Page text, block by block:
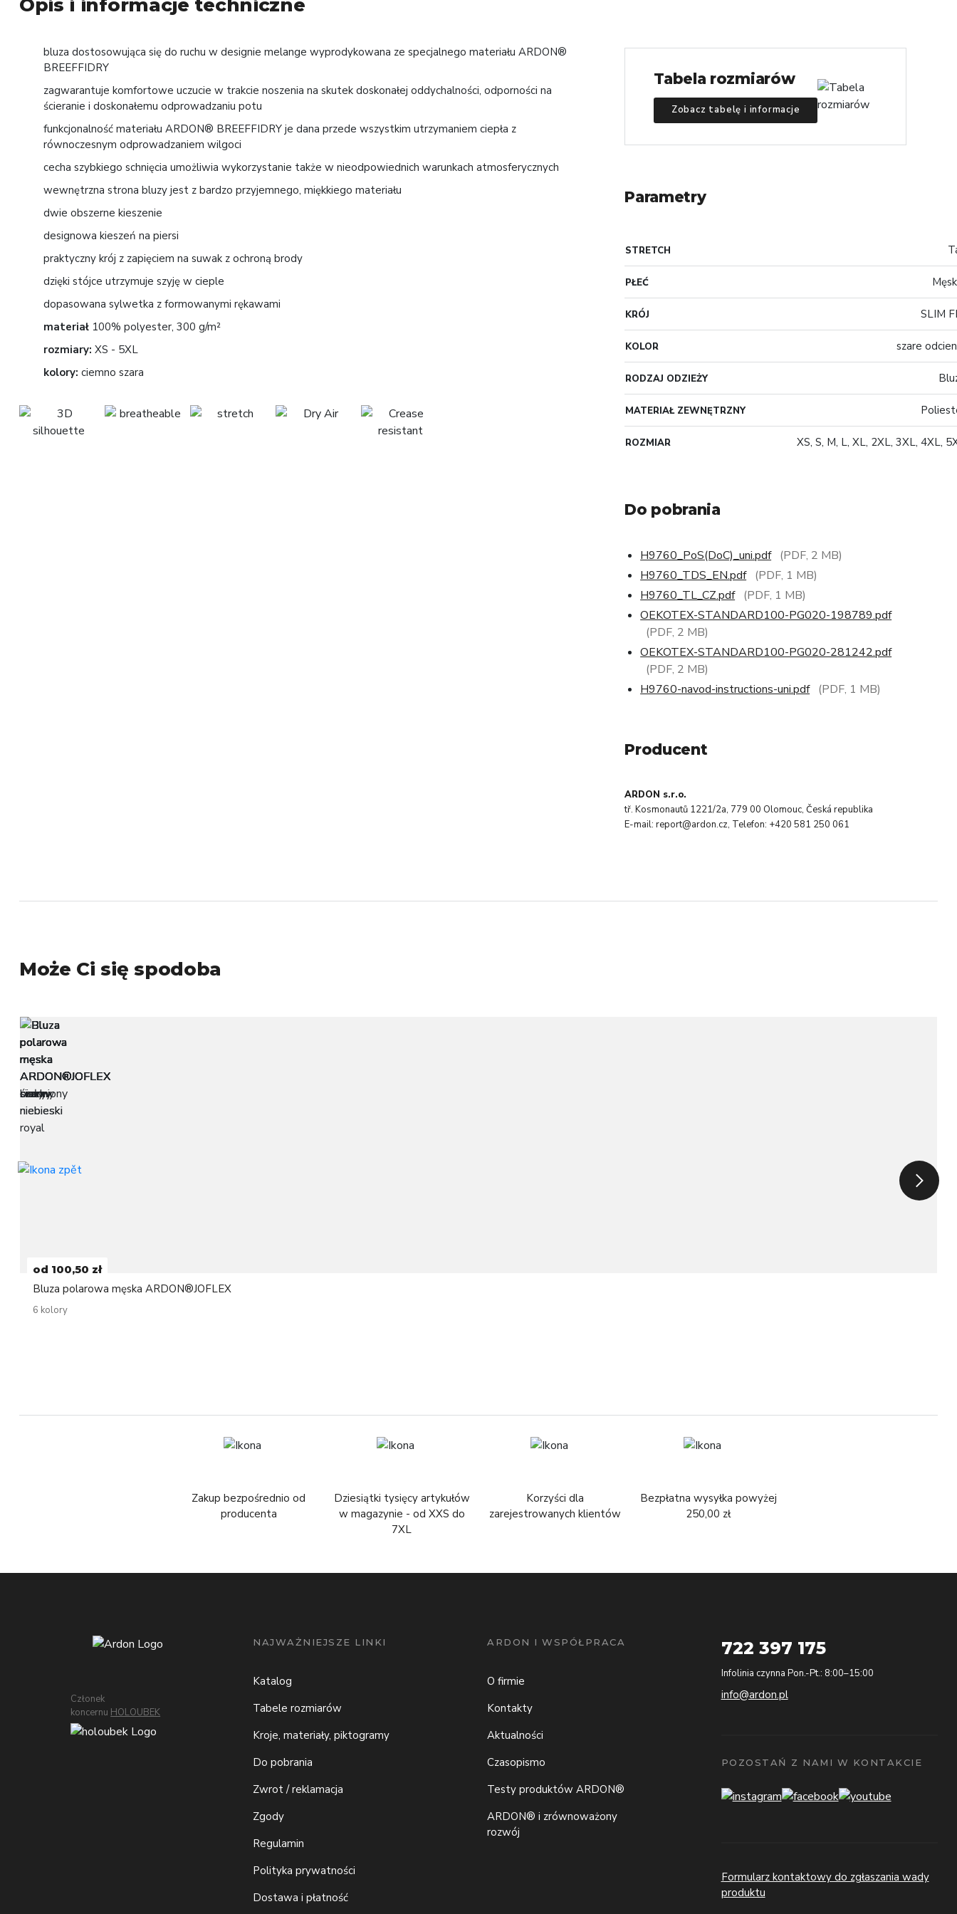
Opis i informacje techniczne
bluza dostosowująca się do ruchu w designie melange wyprodykowana ze specjalnego materiału ARDON®
BREEFFIDRY
zagwarantuje komfortowe uczucie w trakcie noszenia na skutek doskonałej oddychalności, odporności na
ścieranie i doskonałemu odprowadzaniu potu
funkcjonalność materiału ARDON® BREEFFIDRY je dana przede wszystkim utrzymaniem ciepła z
równoczesnym odprowadzaniem wilgoci
cecha szybkiego schnięcia umożliwia wykorzystanie także w nieodpowiednich warunkach atmosferycznych
wewnętrzna strona bluzy jest z bardzo przyjemnego, miękkiego materiału
dwie obszerne kieszenie
designowa kieszeń na piersi
praktyczny krój z zapięciem na suwak z ochroną brody
dzięki stójce utrzymuje szyję w cieple
dopasowana sylwetka z formowanymi rękawami
materiał100% polyester, 300 g/m²
rozmiary: XS - 5XL
kolory: ciemno szara
Tabela rozmiarów
Zobacz tabelę i informacje
Parametry
STRETCH
PŁEĆ
KRÓJ SLIM
KOLOR szare
RODZAJ ODZIEŻY
MATERIAŁ ZEWNĘTRZNY
ROZMIAR XS, S, M, L, XL, 2XL, 3XL, 4XL,
Do pobrania
H9760_PoS(DoC)_uni.pdf (PDF, 2 MB)
H9760_TDS_EN.pdf (PDF, 1 MB)
H9760_TL_CZ.pdf (PDF, 1 MB)
OEKOTEX-STANDARD100-PG020-198789.pdf
(PDF, 2 MB)
OEKOTEX-STANDARD100-PG020-281242.pdf
(PDF, 2 MB)
H9760-navod-instructions-uni.pdf (PDF, 1 MB)
Producent
ARDON s.r.o.
tř. Kosmonautů 1221/2a, 779 00 Olomouc, Česká republika
E-mail: report@ardon.cz, Telefon: +420 581 250 061
Może Ci się spodoba
od 100,50 zł
Bluza polarowa męska ARDON®JOFLEX
6 kolory
Zakup bezpośrednio od
producenta
Dziesiątki tysięcy artykułów
w magazynie - od XXS do
7XL
Korzyści dla
zarejestrowanych klientów
Bezpłatna wysyłka powyżej
250,00 zł
Członek
koncernu HOLOUBEK
NAJWAŻNIEJSZE LINKI
Katalog
Tabele rozmiarów
Kroje, materiały, piktogramy
Do pobrania
Zwrot / reklamacja
Zgody
Regulamin
Polityka prywatności
Dostawa i płatność
ARDON I WSPÓŁPRACA
O firmie
Kontakty
Aktualności
Czasopismo
Testy produktów ARDON®
ARDON® i zrównoważony
rozwój
722 397 175
Infolinia czynna Pon.-Pt.: 8:00–15:00
info@ardon.pl
POZOSTAŃ Z NAMI W KONTAKCIE
Formularz kontaktowy do zgłaszania wady
produktu